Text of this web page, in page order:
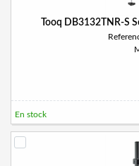
Tooq DB3132TNR-S
En stock